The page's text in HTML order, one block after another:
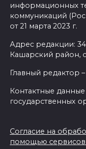
информационных
коммуникаций
от 21 марта 2023 г.
Адрес редакции:
Кашарский район,
Главный редактор
Контактные
государственных
Согласие на
помощью сервисов